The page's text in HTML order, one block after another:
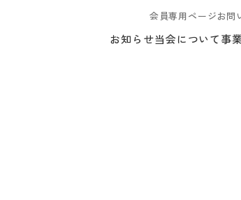
会員専用ページお問
お知らせ当会について事